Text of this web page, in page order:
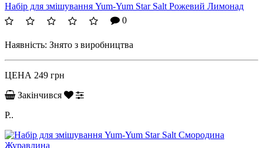
Набір для змішування Yum-Yum Star Salt Рожевий Лимонад
0
Наявність: Знято з виробництва
ЦЕНА 249 грн
Закінчився
Р..